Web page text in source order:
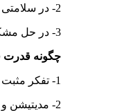
2- در سلامتی روح و جسم ما تاثیر بسزایی دارد
3- در حل مشکلات و رفع انها بسیار به ما کمک میکند
چگونه قدرت
1- تفکر مثبت را درخود تقویت کنیم
2- مدیتیشن و تمرکز ذهنی خود را بالا ببریم